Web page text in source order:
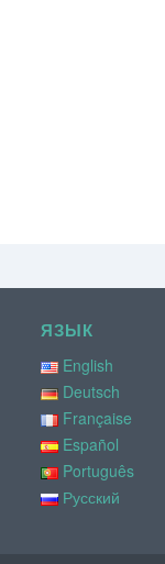
ЯЗЫК
English
Deutsch
Française
Español
Português
Русский